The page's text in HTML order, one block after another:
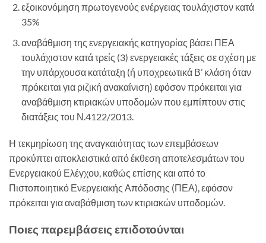
εξοικονόμηση πρωτογενούς ενέργειας τουλάχιστον κατά
35%
αναβάθμιση της ενεργειακής κατηγορίας βάσει ΠΕΑ
τουλάχιστον κατά τρείς (3) ενεργειακές τάξεις σε σχέση με
την υπάρχουσα κατάταξη (ή υποχρεωτικά Β’ κλάση όταν
πρόκειται για ριζική ανακαίνιση) εφόσον πρόκειται για
αναβάθμιση κτιριακών υποδομών που εμπίπτουν στις
διατάξεις του Ν.4122/2013.
Η τεκμηρίωση της αναγκαιότητας των επεμβάσεων
προκύπτει αποκλειστικά από έκθεση αποτελεσμάτων του
Ενεργειακού Ελέγχου, καθώς επίσης και από το
Πιστοποιητικό Ενεργειακής Απόδοσης (ΠΕΑ), εφόσον
πρόκειται για αναβάθμιση των κτιριακών υποδομών.
Ποιες παρεμβάσεις επιδοτούνται